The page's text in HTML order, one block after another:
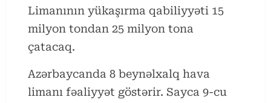
Limanının yükaşırma qabiliyyəti 15
milyon tondan 25 milyon tona
çatacaq.
Azərbaycanda 8 beynəlxalq hava
limanı fəaliyyət göstərir. Sayca 9-cu